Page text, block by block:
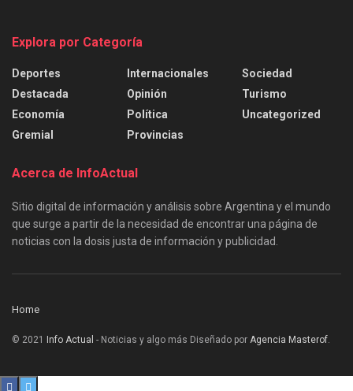
Explora por Categoría
Deportes
Destacada
Economía
Gremial
Internacionales
Opinión
Política
Provincias
Sociedad
Turismo
Uncategorized
Acerca de InfoActual
Sitio digital de información y análisis sobre Argentina y el mundo
que surge a partir de la necesidad de encontrar una página de
noticias con la dosis justa de información y publicidad.
Home
© 2021 Info Actual - Noticias y algo más Diseñado por Agencia Masterof.